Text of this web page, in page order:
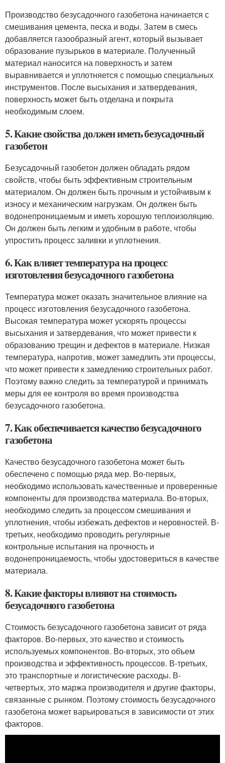
Производство безусадочного газобетона начинается с
смешивания цемента, песка и воды. Затем в смесь
добавляется газообразный агент, который вызывает
образование пузырьков в материале. Полученный
материал наносится на поверхность и затем
выравнивается и уплотняется с помощью специальных
инструментов. После высыхания и затвердевания,
поверхность может быть отделана и покрыта
необходимым слоем.
5. Какие свойства должен иметь безусадочный
газобетон
Безусадочный газобетон должен обладать рядом
свойств, чтобы быть эффективным строительным
материалом. Он должен быть прочным и устойчивым к
износу и механическим нагрузкам. Он должен быть
водонепроницаемым и иметь хорошую теплоизоляцию.
Он должен быть легким и удобным в работе, чтобы
упростить процесс заливки и уплотнения.
6. Как влияет температура на процесс
изготовления безусадочного газобетона
Температура может оказать значительное влияние на
процесс изготовления безусадочного газобетона.
Высокая температура может ускорять процессы
высыхания и затвердевания, что может привести к
образованию трещин и дефектов в материале. Низкая
температура, напротив, может замедлить эти процессы,
что может привести к замедлению строительных работ.
Поэтому важно следить за температурой и принимать
меры для ее контроля во время производства
безусадочного газобетона.
7. Как обеспечивается качество безусадочного
газобетона
Качество безусадочного газобетона может быть
обеспечено с помощью ряда мер. Во-первых,
необходимо использовать качественные и проверенные
компоненты для производства материала. Во-вторых,
необходимо следить за процессом смешивания и
уплотнения, чтобы избежать дефектов и неровностей. В-
третьих, необходимо проводить регулярные
контрольные испытания на прочность и
водонепроницаемость, чтобы удостовериться в качестве
материала.
8. Какие факторы влияют на стоимость
безусадочного газобетона
Стоимость безусадочного газобетона зависит от ряда
факторов. Во-первых, это качество и стоимость
используемых компонентов. Во-вторых, это объем
производства и эффективность процессов. В-третьих,
это транспортные и логистические расходы. В-
четвертых, это маржа производителя и другие факторы,
связанные с рынком. Поэтому стоимость безусадочного
газобетона может варьироваться в зависимости от этих
факторов.